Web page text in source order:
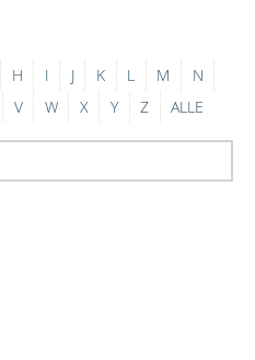
H I J K L M
N
V W X Y Z ALLE